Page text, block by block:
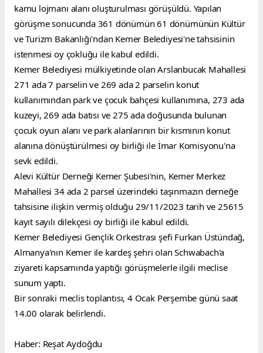
kamu lojmanı alanı oluşturulması görüşüldü. Yapılan
görüşme sonucunda 361 dönümün 61 dönümünün Kültür
ve Turizm Bakanlığı'ndan Kemer Belediyesi'ne tahsisinin
istenmesi oy çokluğu ile kabul edildi.
Kemer Belediyesi mülkiyetinde olan Arslanbucak Mahallesi
271 ada 7 parselin ve 269 ada 2 parselin konut
kullanımından park ve çocuk bahçesi kullanımına, 273 ada
kuzeyi, 269 ada batısı ve 275 ada doğusunda bulunan
çocuk oyun alanı ve park alanlarının bir kısmının konut
alanına dönüştürülmesi oy birliği ile İmar Komisyonu'na
sevk edildi.
Alevi Kültür Derneği Kemer Şubesi'nin, Kemer Merkez
Mahallesi 34 ada 2 parsel üzerindeki taşınmazın derneğe
tahsisine ilişkin vermiş olduğu 29/11/2023 tarih ve 25615
kayıt sayılı dilekçesi oy birliği ile kabul edildi.
Kemer Belediyesi Gençlik Orkestrası şefi Furkan Üstündağ,
Almanya'nın Kemer ile kardeş şehri olan Schwabach'a
ziyareti kapsamında yaptığı görüşmelerle ilgili meclise
sunum yaptı.
Bir sonraki meclis toplantısı, 4 Ocak Perşembe günü saat
14.00 olarak belirlendi.
Haber: Reşat Aydoğdu